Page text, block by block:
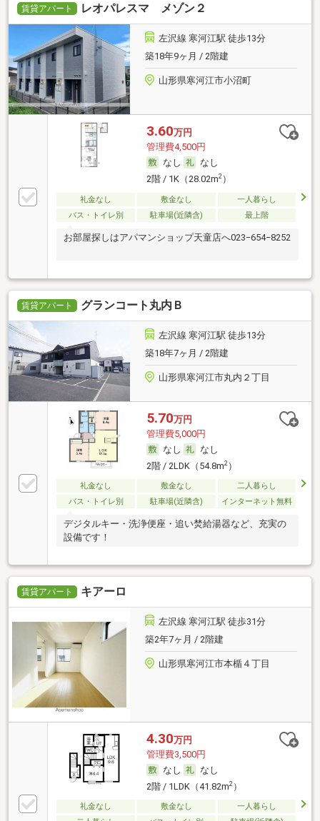
賃貸アパート レオパレスマ メゾン２
左沢線 寒河江駅 徒歩13分
築18年9ヶ月 / 2階建
山形県寒河江市小沼町
3.60万円
管理費4,500円
なし
なし
2階 / 1K（28.02m2）
礼金なし 敷金なし
一人暮らし
バス・トイレ別
駐車場(近隣含) 最上階
お部屋探しはアパマンショップ天童店へ023−654−8252
賃貸アパート グランコート丸内Ｂ
左沢線 寒河江駅 徒歩13分
築18年7ヶ月 / 2階建
山形県寒河江市丸内２丁目
5.70万円
管理費5,000円
なし
なし
2階 / 2LDK（54.8m2）
礼金なし 敷金なし
二人暮らし
バス・トイレ別
駐車場(近隣含) インターネット無料
デジタルキー・洗浄便座・追い焚給湯器など、充実の
設備です！
賃貸アパート キアーロ
左沢線 寒河江駅 徒歩31分
築2年7ヶ月 / 2階建
山形県寒河江市本楯４丁目
4.30万円
管理費3,500円
なし
なし
2階 / 1LDK（41.82m2）
礼金なし 敷金なし
一人暮らし